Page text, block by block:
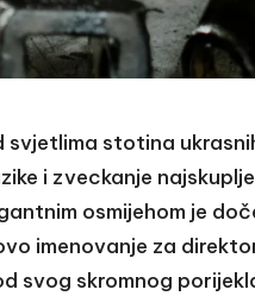
stotina
i zveckanje
osmijehom je
imenovanje za
svog skromnog